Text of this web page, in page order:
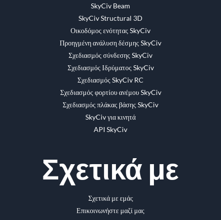
SkyCiv Beam
SkyCiv Structural 3D
Οικοδόμος ενότητας SkyCiv
Προηγμένη ανάλυση δέσμης SkyCiv
Σχεδιασμός σύνδεσης SkyCiv
Σχεδιασμός Ιδρύματος SkyCiv
Σχεδιασμός SkyCiv RC
Σχεδιασμός φορτίου ανέμου SkyCiv
Σχεδιασμός πλάκας βάσης SkyCiv
SkyCiv για κινητά
API SkyCiv
Σχετικά με
Σχετικά με εμάς
Επικοινωνήστε μαζί μας